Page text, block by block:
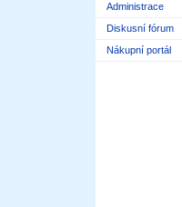
Administrace
Diskusní fórum
Nákupní portál